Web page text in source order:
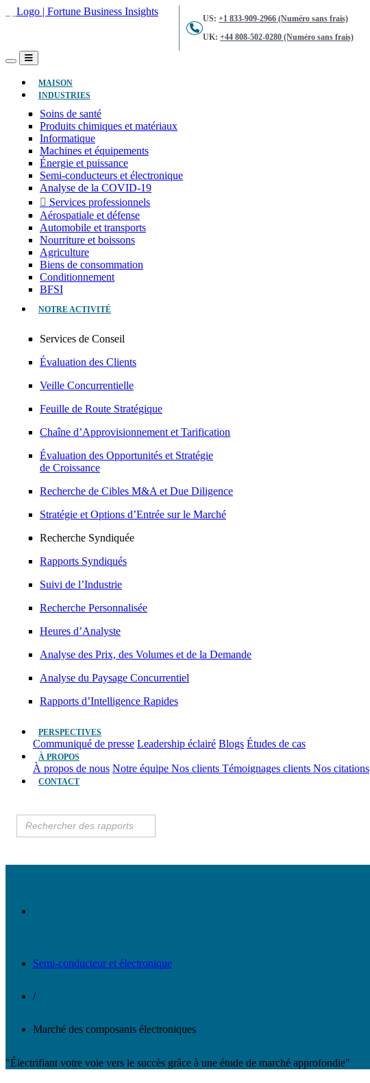
US: +1 833-909-2966 (Numéro sans frais)
UK: +44 808-502-0280 (Numéro sans frais)
MAISON(ACTUEL)
INDUSTRIES
Soins de santé
Produits chimiques et matériaux
Informatique
Machines et équipements
Énergie et puissance
Semi-conducteurs et électronique
Analyse de la COVID-19
Services professionnels
Aérospatiale et défense
Automobile et transports
Nourriture et boissons
Agriculture
Biens de consommation
Conditionnement
BFSI
NOTRE ACTIVITÉ
Services de Conseil
Évaluation des Clients
Veille Concurrentielle
Feuille de Route Stratégique
Chaîne d’Approvisionnement et Tarification
Évaluation des Opportunités et Stratégie
de Croissance
Recherche de Cibles M&A et Due Diligence
Stratégie et Options d’Entrée sur le Marché
Recherche Syndiquée
Rapports Syndiqués
Suivi de l’Industrie
Recherche Personnalisée
Heures d’Analyste
Analyse des Prix, des Volumes et de la Demande
Analyse du Paysage Concurrentiel
Rapports d’Intelligence Rapides
PERSPECTIVES
Communiqué de presse Leadership éclairé Blogs Études de cas
À PROPOS
À propos de nous Notre équipe Nos clients Témoignages clients Nos citations
CONTACT
Semi-conducteur et électronique
/
Marché des composants électroniques
"Électrifiant votre voie vers le succès grâce à une étude de marché approfondie"